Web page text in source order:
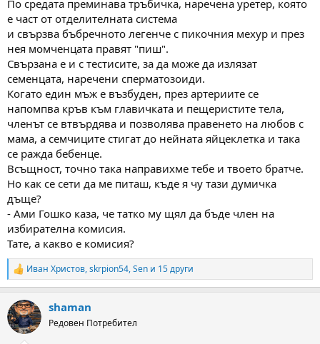
По средата преминава тръбичка, наречена уретер, която
е част от отделителната система
и свързва бъбречното легенче с пикочния мехур и през
нея момченцата правят "пиш".
Свързана е и с тестисите, за да може да излязат
семенцата, наречени сперматозоиди.
Когато един мъж е възбуден, през артериите се
напомпва кръв към главичката и пещеристите тела,
членът се втвърдява и позволява правенето на любов с
мама, а семчиците стигат до нейнатa яйцеклетка и така
се ражда бебенце.
Всъщност, точно така направихме тебе и твоето братче.
Но как се сети да ме питаш, къде я чу тази думичка
дъще?
- Ами Гошко каза, че татко му щял да бъде член на
избирателна комисия.
Тате, а какво е комисия?
R
e
c
t
i
Иван Христов,skrpion54,Sen и 15 други
shaman
Редовен Потребител